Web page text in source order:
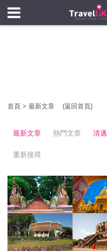
首頁 > 最新文章 (返回首頁)
最新文章 熱門文章 清邁
重新搜尋